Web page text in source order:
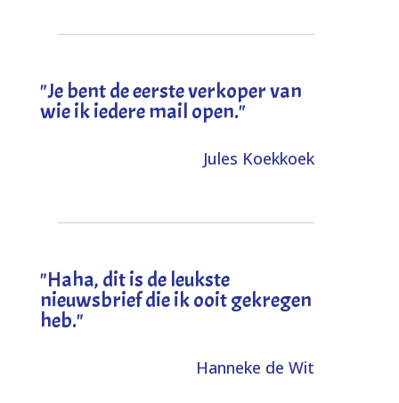
"Je bent de eerste verkoper van
wie ik iedere mail open."
Jules Koekkoek
"Haha, dit is de leukste
nieuwsbrief die ik ooit gekregen
heb."
Hanneke de Wit